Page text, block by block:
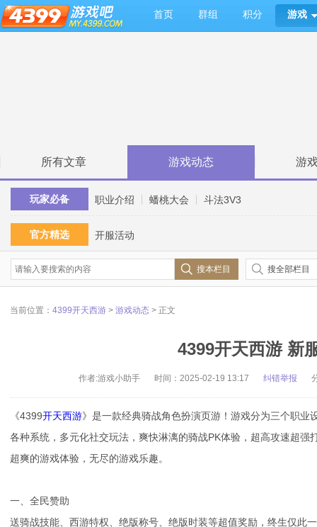
首页 群组 积分 游戏
所有文章 游戏动态 游
玩家必备 职业介绍 蟠桃大会 斗法3V3
官方精选 开服活动
搜本栏目 搜全部栏目
当前位置： 4399开天西游 > 游戏动态 > 正文
4399开天西游 新
作者:游戏小助手 时间：2025-02-19 13:17 纠错举报
《4399开天西游》是一款经典骑战角色扮演页游！游戏分为三个职
各种系统，多元化社交玩法，爽快淋漓的骑战PK体验，超高攻速超
超爽的游戏体验，无尽的游戏乐趣。
一、全民赞助
送骑战技能、西游特权、绝版称号、绝版时装等超值奖励，终生仅此